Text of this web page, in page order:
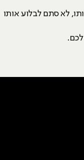
לא סתם לבלוע אותו